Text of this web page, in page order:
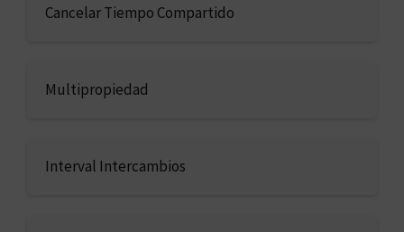
Cancelar Tiempo Compartido
Multipropiedad
Interval Intercambios